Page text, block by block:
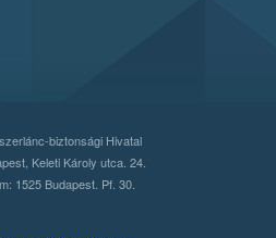
biztonsági Hivatal
Keleti Károly utca. 24.
1525 Budapest. Pf. 30.